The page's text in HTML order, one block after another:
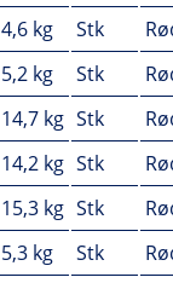
4,6 kg Stk
5,2 kg Stk
14,7 kg Stk
14,2 kg Stk
15,3 kg Stk
5,3 kg Stk